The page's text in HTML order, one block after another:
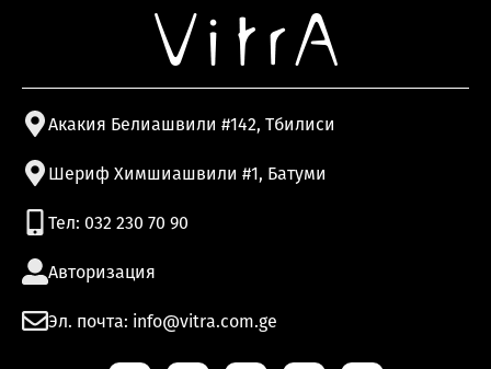
Акакия Белиашвили #142, Тбилиси
Шериф Химшиашвили #1, Батуми
Тел: 032 230 70 90
Авторизация
Эл. почта: info@vitra.com.ge